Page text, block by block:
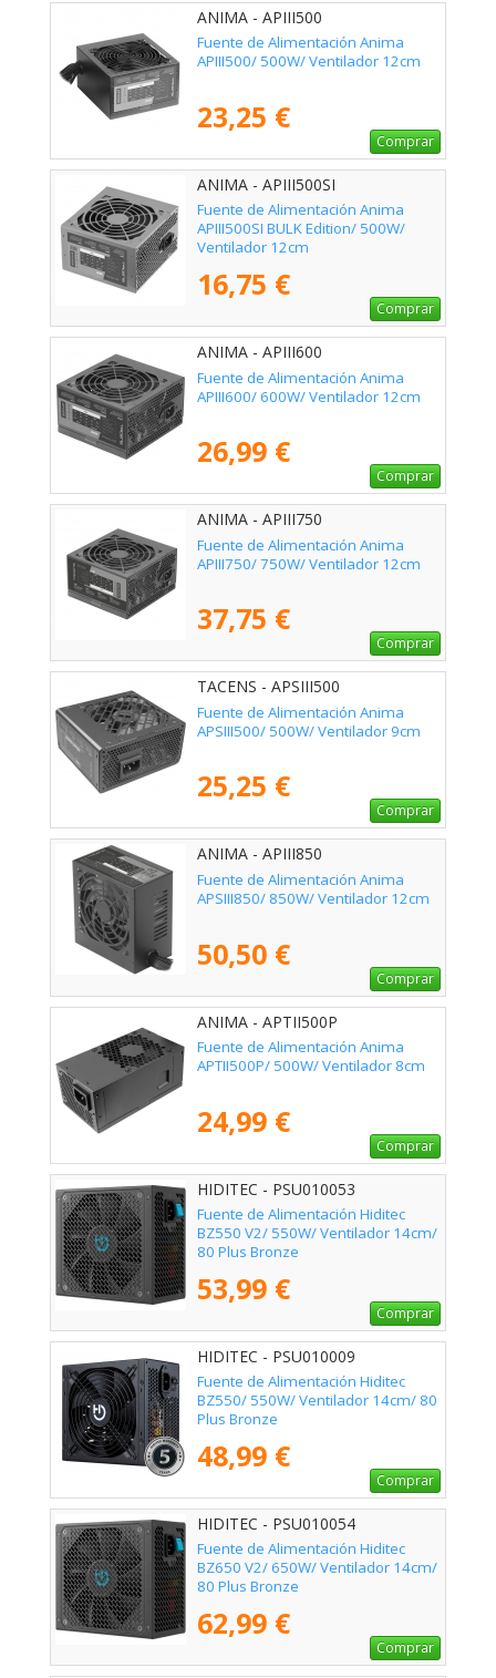
ANIMA - APIII500
Fuente de Alimentación Anima
APIII500/ 500W/ Ventilador 12cm
23,25 €
Comprar
ANIMA - APIII500SI
Fuente de Alimentación Anima
APIII500SI BULK Edition/ 500W/
Ventilador 12cm
16,75 €
Comprar
ANIMA - APIII600
Fuente de Alimentación Anima
APIII600/ 600W/ Ventilador 12cm
26,99 €
Comprar
ANIMA - APIII750
Fuente de Alimentación Anima
APIII750/ 750W/ Ventilador 12cm
37,75 €
Comprar
TACENS - APSIII500
Fuente de Alimentación Anima
APSIII500/ 500W/ Ventilador 9cm
25,25 €
Comprar
ANIMA - APIII850
Fuente de Alimentación Anima
APSIII850/ 850W/ Ventilador 12cm
50,50 €
Comprar
ANIMA - APTII500P
Fuente de Alimentación Anima
APTII500P/ 500W/ Ventilador 8cm
24,99 €
Comprar
HIDITEC - PSU010053
Fuente de Alimentación Hiditec
BZ550 V2/ 550W/ Ventilador 14cm/
80 Plus Bronze
53,99 €
Comprar
HIDITEC - PSU010009
Fuente de Alimentación Hiditec
BZ550/ 550W/ Ventilador 14cm/ 80
Plus Bronze
48,99 €
Comprar
HIDITEC - PSU010054
Fuente de Alimentación Hiditec
BZ650 V2/ 650W/ Ventilador 14cm/
80 Plus Bronze
62,99 €
Comprar